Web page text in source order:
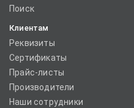
Поиск
Клиентам
Реквизиты
Сертификаты
Прайс-листы
Производители
Наши сотрудники